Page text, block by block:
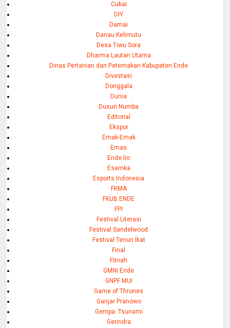
Cukai
DIY
Damai
Danau Kelimutu
Desa Tiwu Sora
Dharma Lautan Utama
Dinas Pertanian dan Peternakan Kabupaten Ende
Divestasi
Donggala
Dunia
Dusun Numba
Editorial
Ekspor
Emak-Emak
Emas
Ende lio
Esemka
Esports Indonesia
FKMA
FKUB ENDE
FPI
Festival Literasi
Festival Sandelwood
Festival Tenun Ikat
Final
Fitnah
GMNI Ende
GNPF MUI
Game of Thrones
Ganjar Pranowo
Gempa. Tsunami
Gerindra